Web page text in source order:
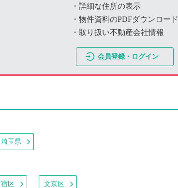
・詳細な住所の表示
・物件資料のPDFダウンロード
・取り扱い不動産会社情報
会員登録・ログイン
埼玉県
区 文京区